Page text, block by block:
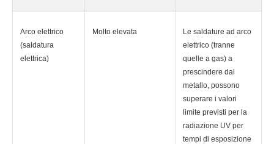
Arco elettrico
(saldatura
elettrica)
Molto elevata
Le saldature ad arco
elettrico (tranne
quelle a gas) a
prescindere dal
metallo, possono
superare i valori
limite previsti per la
radiazione UV per
tempi di esposizione